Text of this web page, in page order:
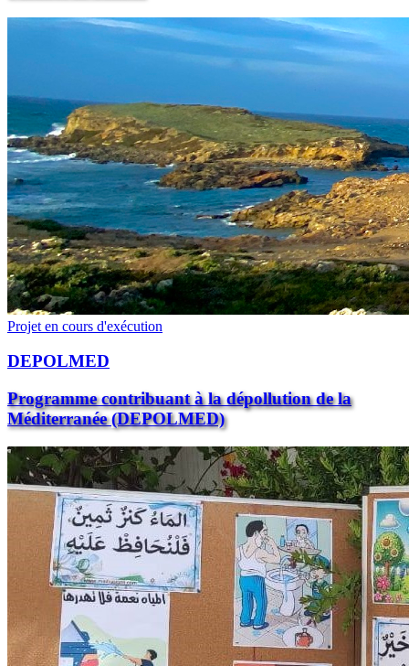
Projet en cours d'exécution
DEPOLMED
Programme contribuant à la dépollution de la
Méditerranée (DEPOLMED)